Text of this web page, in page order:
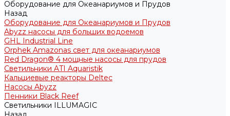
Оборудование для Океанариумов и Прудов
Назад
Оборудование для Океанариумов и Прудов
Abyzz насосы для больших водоемов
GHL Industrial Line
Orphek Amazonas свет для океанариумов
Red Dragon® 4 мощные насосы для прудов
Светильники ATI Aquaristik
Кальциевые реакторы Deltec
Насосы Abyzz
Пенники Black Reef
Светильники ILLUMAGIC